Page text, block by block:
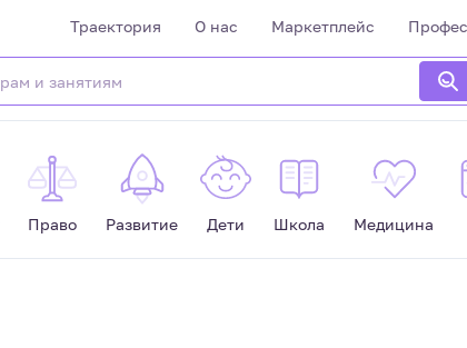
Траектория О нас Маркетплейс
Право Развитие Дети Школа Медицина